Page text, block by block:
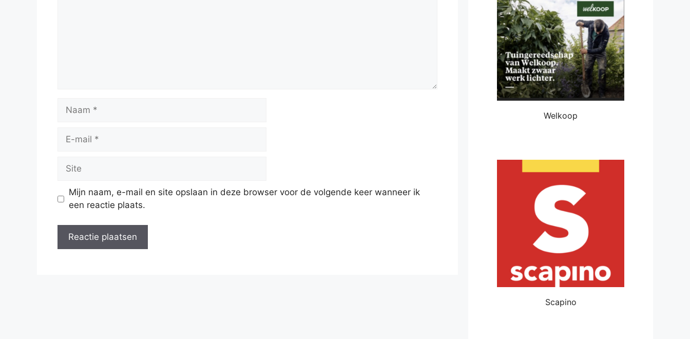
Naam
Site
Mijn naam, e-mail en site opslaan in deze browser voor de volgende keer wanneer ik
een reactie plaats.
Welkoop
Scapino